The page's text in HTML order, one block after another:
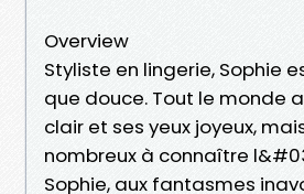
Overview
Styliste en lingerie, Sophie
que douce. Tout le monde
clair et ses yeux joyeux,
nombreux à connaître
Sophie, aux fantasmes